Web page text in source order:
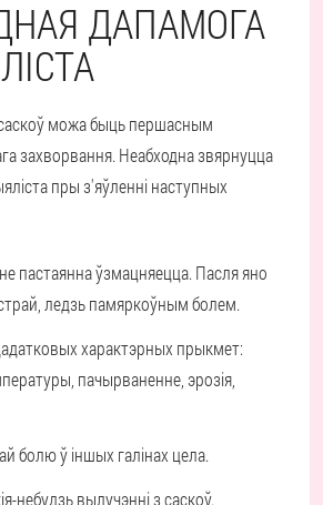
ДАПАМОГА
можа быць першасным
захворвання. Неабходна звярнуцца
пры з'яўленні наступных
пастаянна ўзмацняецца. Пасля яно
ледзь памяркоўным болем.
характэрных прыкмет:
пачырваненне, эрозія,
болю ў іншых галінах цела.
небудзь вылучэнні з саскоў.